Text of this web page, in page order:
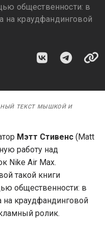
общественности: в
на краудфандинговой
ТЕКСТ МЫШКОЙ И
Мэтт Стивенс (Matt
работу над
Nike Air Max.
такой книги
общественности: в
на краудфандинговой
ролик.